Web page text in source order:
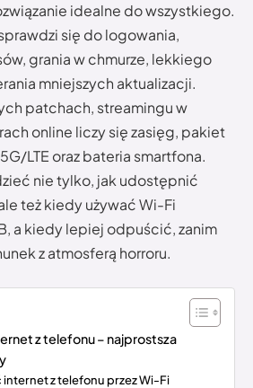
idealne do wszystkiego.
się do logowania,
grania w chmurze, lekkiego
mniejszych aktualizacji.
patchach, streamingu w
online liczy się zasięg, pakiet
LTE oraz bateria smartfona.
nie tylko, jak udostępnić
też kiedy używać Wi-Fi
a kiedy lepiej odpuścić, zanim
z atmosferą horroru.
z telefonu – najprostsza
internet z telefonu przez Wi-Fi